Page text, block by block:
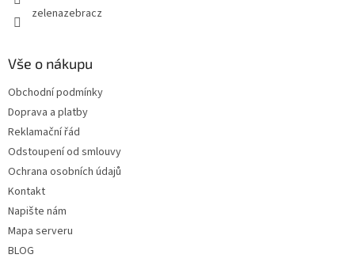
zelenazebracz
Vše o nákupu
Obchodní podmínky
Doprava a platby
Reklamační řád
Odstoupení od smlouvy
Ochrana osobních údajů
Kontakt
Napište nám
Mapa serveru
BLOG